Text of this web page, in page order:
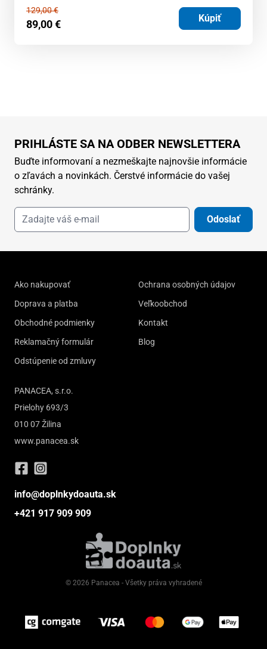
129,00€
89,00€ Kúpiť
PRIHLÁSTE SA NA ODBER NEWSLETTERA
Buďte informovaní a nezmeškajte najnovšie informácie
o zľavách a novinkách. Čerstvé informácie do vašej
schránky.
Odoslať
Ako nakupovať
Doprava a platba
Obchodné podmienky
Reklamačný formulár
Odstúpenie od zmluvy
Ochrana osobných údajov
Veľkoobchod
Kontakt
Blog
PANACEA, s.r.o.
Prielohy 693/3
010 07 Žilina
www.panacea.sk
info@doplnkydoauta.sk
+421 917 909 909
© 2026 Panacea - Všetky práva vyhradené